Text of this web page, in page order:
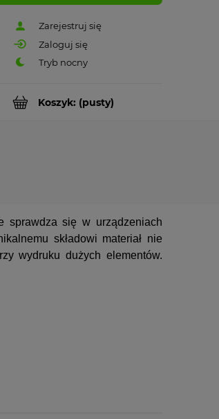
Zarejestruj się
Zaloguj się
Koszyk: (pusty)
sprawdza się w urządzeniach
składowi materiał nie
wydruku dużych elementów.